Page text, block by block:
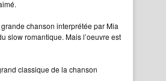
chanson interprétée par Mia
slow romantique. Mais l’oeuvre est
classique de la chanson